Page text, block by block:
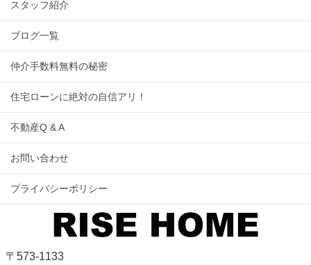
スタッフ紹介
ブログ一覧
仲介手数料無料の秘密
住宅ローンに絶対の自信アリ！
不動産Q & A
お問い合わせ
プライバシーポリシー
〒573-1133